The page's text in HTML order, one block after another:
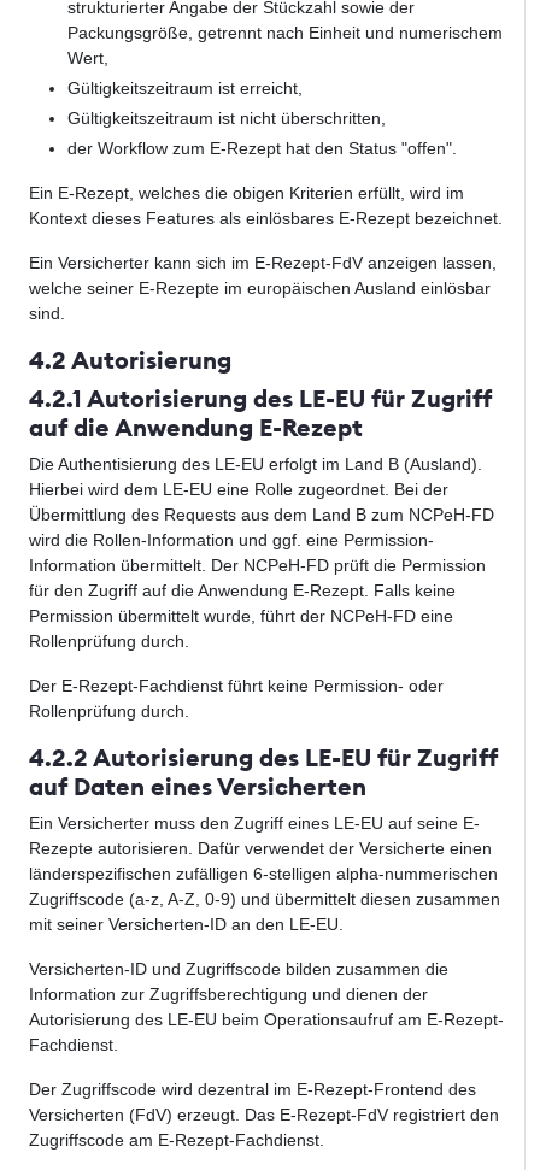
strukturierter Angabe der Stückzahl sowie der
Packungsgröße, getrennt nach Einheit und numerischem
Wert,
Gültigkeitszeitraum ist erreicht,
Gültigkeitszeitraum ist nicht überschritten,
der Workflow zum E-Rezept hat den Status "offen".
Ein E-Rezept, welches die obigen Kriterien erfüllt, wird im
Kontext dieses Features als einlösbares E-Rezept bezeichnet.
Ein Versicherter kann sich im E-Rezept-FdV anzeigen lassen,
welche seiner E-Rezepte im europäischen Ausland einlösbar
sind.
4.2 Autorisierung
4.2.1 Autorisierung des LE-EU für Zugriff
auf die Anwendung E-Rezept
Die Authentisierung des LE-EU erfolgt im Land B (Ausland).
Hierbei wird dem LE-EU eine Rolle zugeordnet. Bei der
Übermittlung des Requests aus dem Land B zum NCPeH-FD
wird die Rollen-Information und ggf. eine Permission-
Information übermittelt. Der NCPeH-FD prüft die Permission
für den Zugriff auf die Anwendung E-Rezept. Falls keine
Permission übermittelt wurde, führt der NCPeH-FD eine
Rollenprüfung durch.
Der E-Rezept-Fachdienst führt keine Permission- oder
Rollenprüfung durch.
4.2.2 Autorisierung des LE-EU für Zugriff
auf Daten eines Versicherten
Ein Versicherter muss den Zugriff eines LE-EU auf seine E-
Rezepte autorisieren. Dafür verwendet der Versicherte einen
länderspezifischen zufälligen 6-stelligen alpha-nummerischen
Zugriffscode (a-z, A-Z, 0-9) und übermittelt diesen zusammen
mit seiner Versicherten-ID an den LE-EU.
Versicherten-ID und Zugriffscode bilden zusammen die
Information zur Zugriffsberechtigung und dienen der
Autorisierung des LE-EU beim Operationsaufruf am E-Rezept-
Fachdienst.
Der Zugriffscode wird dezentral im E-Rezept-Frontend des
Versicherten (FdV) erzeugt. Das E-Rezept-FdV registriert den
Zugriffscode am E-Rezept-Fachdienst.